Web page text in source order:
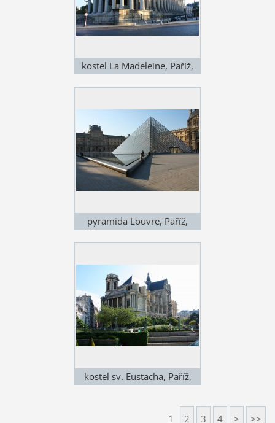
kostel La Madeleine, Paříž,
pyramida Louvre, Paříž,
kostel sv. Eustacha, Paříž,
1 2 3 4 > >>